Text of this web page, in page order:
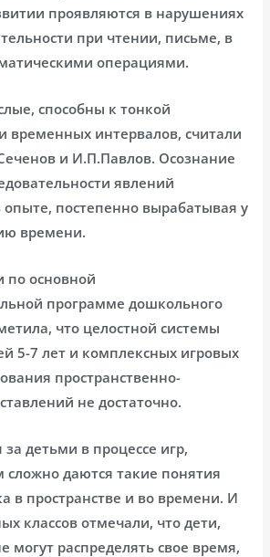
проявляются в нарушениях
при чтении, письме, в
операциями.
способны к тонкой
временных интервалов, считали
и И.П.Павлов. Осознание
явлений
опыте, постепенно вырабатывая у
времени.
по основной
программе дошкольного
что целостной системы
5-7 лет и комплексных игровых
пространственно-
не достаточно.
детьми в процессе игр,
сложно даются такие понятия
в пространстве и во времени. И
классов отмечали, что дети,
могут распределять свое время,